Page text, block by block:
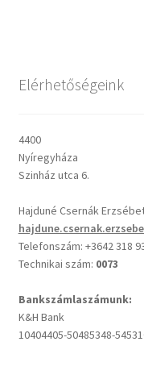
Cseri Kálmán: A
Oswald
Mindennapi
Alkalmaink
Bemutatkozás
Elérhetőségek
Elérhetőségeink
4400
Nyíregyháza
Szinház utca 6.
Hajduné Csernák
Telefonszám: +3642 318
Technikai szám: 0073
Bankszámlaszámunk:
K&H Bank
10404405-50485348-